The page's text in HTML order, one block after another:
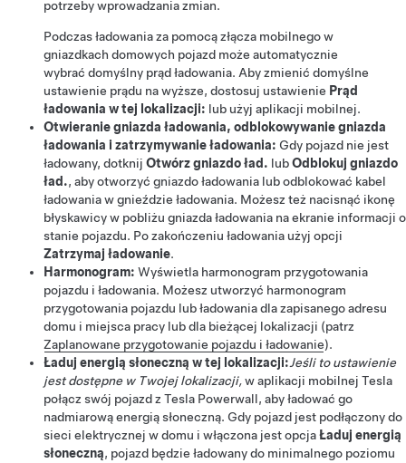
potrzeby wprowadzania zmian.
Podczas ładowania za pomocą złącza mobilnego w
gniazdkach domowych pojazd może automatycznie
wybrać domyślny prąd ładowania. Aby zmienić domyślne
ustawienie prądu na wyższe, dostosuj ustawienie Prąd
ładowania w tej lokalizacji: lub użyj aplikacji mobilnej.
Otwieranie gniazda ładowania, odblokowywanie gniazda
ładowania i zatrzymywanie ładowania: Gdy pojazd nie jest
ładowany, dotknij Otwórz gniazdo ład. lubOdblokuj gniazdo
ład., aby otworzyć gniazdo ładowania lub odblokować kabel
ładowania w gnieździe ładowania. Możesz też nacisnąć ikonę
błyskawicy w pobliżu gniazda ładowania na ekranie informacji o
stanie pojazdu. Po zakończeniu ładowania użyj opcji
Zatrzymaj ładowanie.
Harmonogram: Wyświetla harmonogram przygotowania
pojazdu i ładowania. Możesz utworzyć harmonogram
przygotowania pojazdu lub ładowania dla zapisanego adresu
domu i miejsca pracy lub dla bieżącej lokalizacji (patrz
Zaplanowane przygotowanie pojazdu i ładowanie).
Ładuj energią słoneczną w tej lokalizacji:Jeśli to ustawienie
jest dostępne w Twojej lokalizacji,w aplikacji mobilnej Tesla
połącz swój pojazd z Tesla Powerwall, aby ładować go
nadmiarową energią słoneczną. Gdy pojazd jest podłączony do
sieci elektrycznej w domu i włączona jest opcjaŁaduj energią
słoneczną, pojazd będzie ładowany do minimalnego poziomu